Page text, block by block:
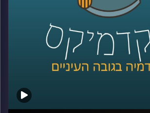
לחדשנות בהוראה – לחצו כאן
– לחצו כאן